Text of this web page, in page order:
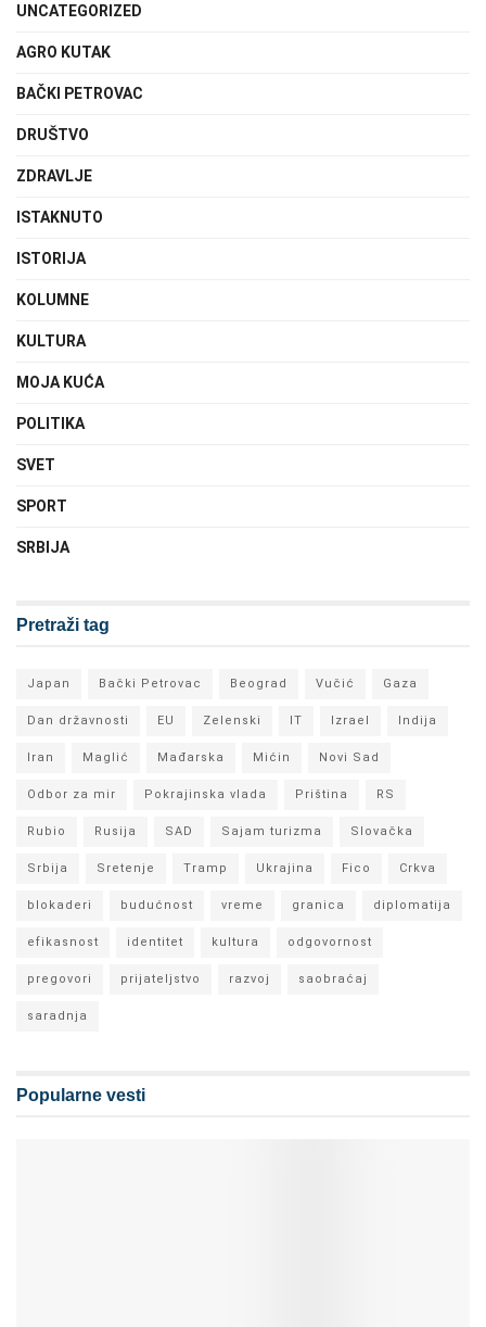
UNCATEGORIZED
AGRO KUTAK
BAČKI PETROVAC
DRUŠTVO
ZDRAVLJE
ISTAKNUTO
ISTORIJA
KOLUMNE
KULTURA
MOJA KUĆA
POLITIKA
SVET
SPORT
SRBIJA
Pretraži tag
Japan Bački Petrovac Beograd Vučić Gaza
Dan državnosti EU Zelenski IT Izrael Indija
Iran Maglić Mađarska Mićin Novi Sad
Odbor za mir Pokrajinska vlada Priština RS
Rubio Rusija SAD Sajam turizma Slovačka
Srbija Sretenje Tramp Ukrajina Fico Crkva
blokaderi budućnost vreme granica diplomatija
efikasnost identitet kultura odgovornost
pregovori prijateljstvo razvoj saobraćaj
saradnja
Popularne vesti